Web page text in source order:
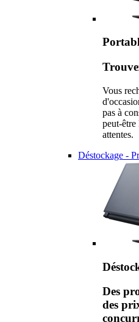
Vous
pas à
peut-
attentes.
Déstockage -
Des
des